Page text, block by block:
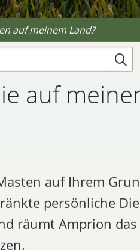
auf meinem Land?
auf
auf Ihrem
persönliche
räumt Amprion